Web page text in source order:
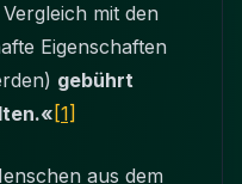
mit den
Eigenschaften
gebührt
[1]
aus dem